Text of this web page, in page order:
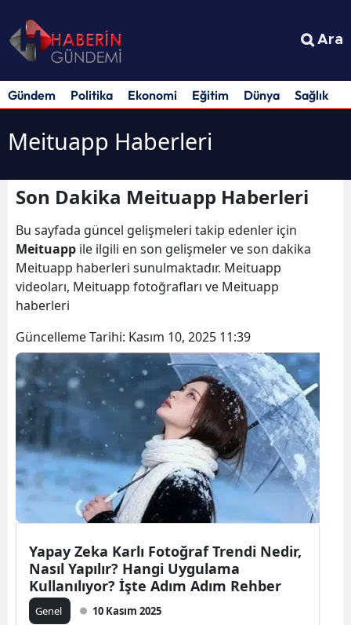
Ara
Gündem Politika Ekonomi Eğitim Dünya Sağlık
Meituapp Haberleri
Son Dakika Meituapp Haberleri
Bu sayfada güncel gelişmeleri takip edenler için
Meituapp ile ilgili en son gelişmeler ve son dakika
Meituapp haberleri sunulmaktadır. Meituapp
videoları, Meituapp fotoğrafları ve Meituapp
haberleri
Güncelleme Tarihi: Kasım 10, 2025 11:39
Yapay Zeka Karlı Fotoğraf Trendi Nedir,
Nasıl Yapılır? Hangi Uygulama
Kullanılıyor? İşte Adım Adım Rehber
Genel 10 Kasım 2025